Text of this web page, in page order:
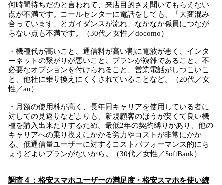
何時間待ちだのと言われて、来店目的さえ聞いてもらえない
点が不満です。コールセンターに電話をしても、「大変混み
合っています」とガイダンスが流れ、なかなか係員につなが
らない点も不満です。（30代／女性／docomo）
・機種代が高いこと、通信料が高い割に電波が悪く、インタ
ーネットの繋がりが悪いこと、プランが複雑であること、不
必要なオプションを付けられること、営業電話がしつこいこ
と、他社に乗り換えにくくされていることなど。（20代／女
性／au）
・月額の使用料が高く、長年同キャリアを使用している者に
対しての見返りなどよりも、新規顧客のほうが安くて良い機
種を購入出来たりするため。最低2年の契約縛りがあり、他の
キャリアへの乗り換えにかかる労力やコストが非常にかか
る。低通信量ユーザーに対するコストパフォーマンス的にち
ょうどよいプランがないから。（30代／女性／SoftBank）
調査４：格安スマホユーザーの満足度・格安スマホを使い続